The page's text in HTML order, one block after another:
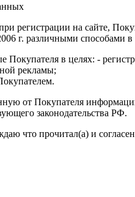
регистрации на сайте,
г. различными способами
Покупателя в целях: -
рекламы;
от Покупателя
законодательства РФ.
что прочитал(а) и